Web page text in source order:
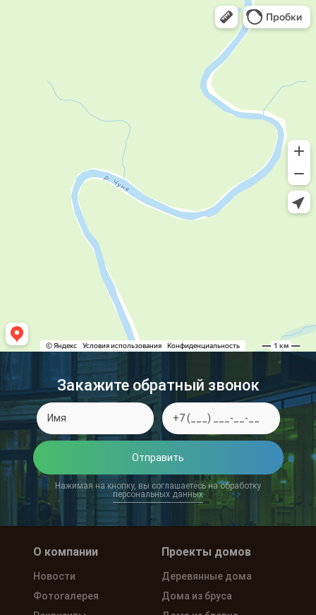
Закажите обратный звонок
Отправить
Нажимая на кнопку, вы соглашаетесь на обработку
персональных данных
О компании
Новости
Фотогалерея
Проекты домов
Деревянные дома
Дома из бруса